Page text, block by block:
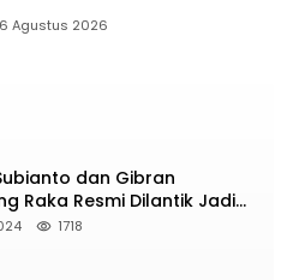
6 Agustus 2026
dan Gibran
Raka Resmi Dilantik Jadi
Wapres RI
1718